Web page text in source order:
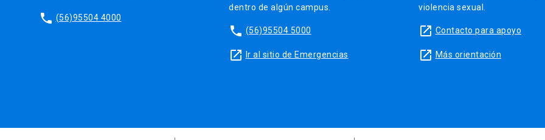
phone (56)95504 4000
dentro de algún campus.
phone (56)95504 5000
launch Ir al sitio de Emergencias
violencia sexual.
launch Contacto para apoyo
launch Más orientación